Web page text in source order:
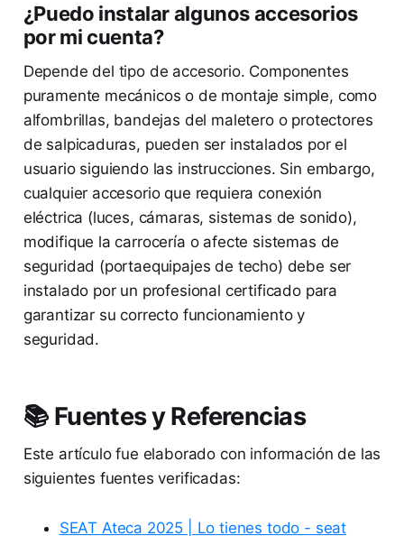
¿Puedo instalar algunos accesorios
por mi cuenta?
Depende del tipo de accesorio. Componentes
puramente mecánicos o de montaje simple, como
alfombrillas, bandejas del maletero o protectores
de salpicaduras, pueden ser instalados por el
usuario siguiendo las instrucciones. Sin embargo,
cualquier accesorio que requiera conexión
eléctrica (luces, cámaras, sistemas de sonido),
modifique la carrocería o afecte sistemas de
seguridad (portaequipajes de techo) debe ser
instalado por un profesional certificado para
garantizar su correcto funcionamiento y
seguridad.
📚 Fuentes y Referencias
Este artículo fue elaborado con información de las
siguientes fuentes verificadas:
SEAT Ateca 2025 | Lo tienes todo - seat